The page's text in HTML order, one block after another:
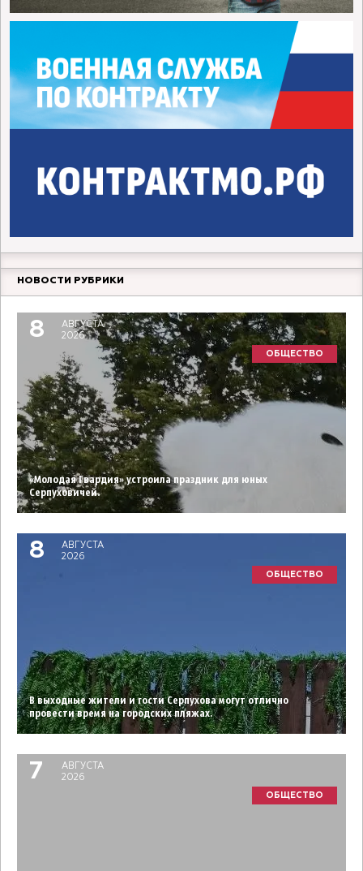
НОВОСТИ РУБРИКИ
8
АВГУСТА
2026
ОБЩЕСТВО
«Молодая Гвардия» устроила праздник для юных
Серпуховичей.
8
АВГУСТА
2026
ОБЩЕСТВО
В выходные жители и гости Серпухова могут отлично
провести время на городских пляжах.
7
АВГУСТА
2026
ОБЩЕСТВО